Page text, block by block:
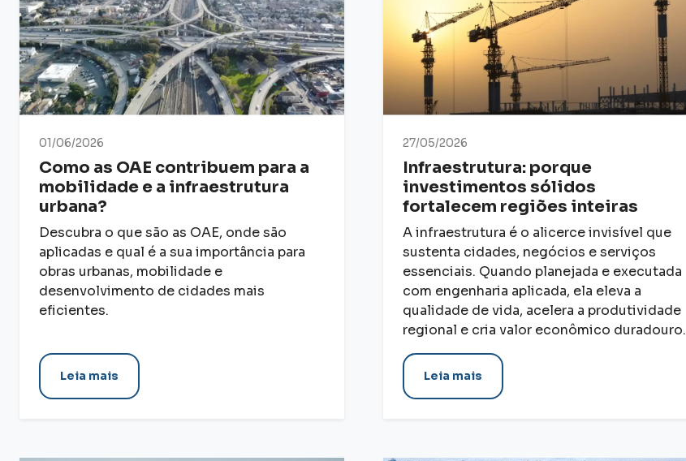
01/06/2026
Como as OAE contribuem para a
mobilidade e a infraestrutura
urbana?
Descubra o que são as OAE, onde são
aplicadas e qual é a sua importância para
obras urbanas, mobilidade e
desenvolvimento de cidades mais
eficientes.
Leia mais
27/05/2026
Infraestrutura: porque
investimentos sólidos
fortalecem regiões inteiras
A infraestrutura é o alicerce invisível que
sustenta cidades, negócios e serviços
essenciais. Quando planejada e executada
com engenharia aplicada, ela eleva a
qualidade de vida, acelera a produtividade
regional e cria valor econômico duradouro.
Leia mais